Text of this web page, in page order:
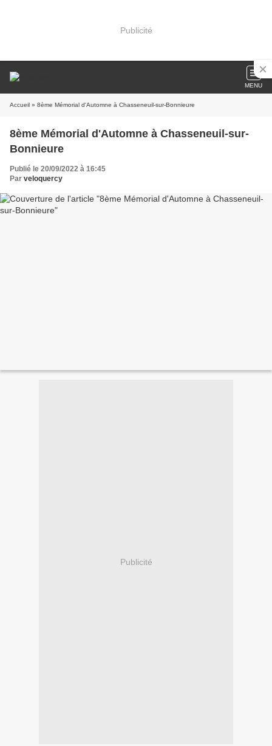
Publicité
MENU
Accueil » 8ème Mémorial d'Automne à Chasseneuil-sur-Bonnieure
8ème Mémorial d'Automne à Chasseneuil-sur-
Bonnieure
Publié le 20/09/2022 à 16:45
Par veloquercy
Publicité